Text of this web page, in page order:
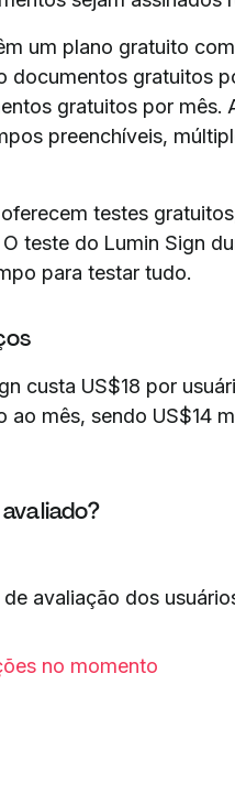
um plano gratuito
documentos gratuitos
gratuitos por
preenchíveis,
testes
teste do Lumin Sign
para testar tudo.
custa US$18 por
ao mês, sendo US$14
de avaliação dos
no momento